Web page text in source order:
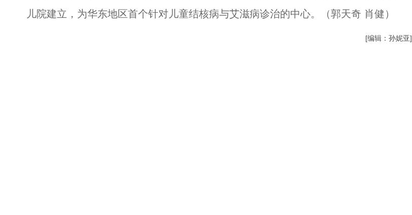
儿院建立，为华东地区首个针对儿童结核病与艾滋病诊治的中心。（郭天奇 肖健）
[编辑：孙妮亚]